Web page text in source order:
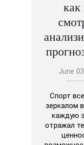
June
Спорт
зеркалом
каждую
отражал